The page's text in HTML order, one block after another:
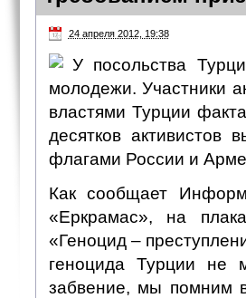
24 апреля 2012, 19:38
У посольства
молодежи. Участники
властями Турции
десятков активистов
флагами России и
Как сообщает
«Еркрамас», на
«Геноцид –
геноцида Турции не
забвение, мы помним